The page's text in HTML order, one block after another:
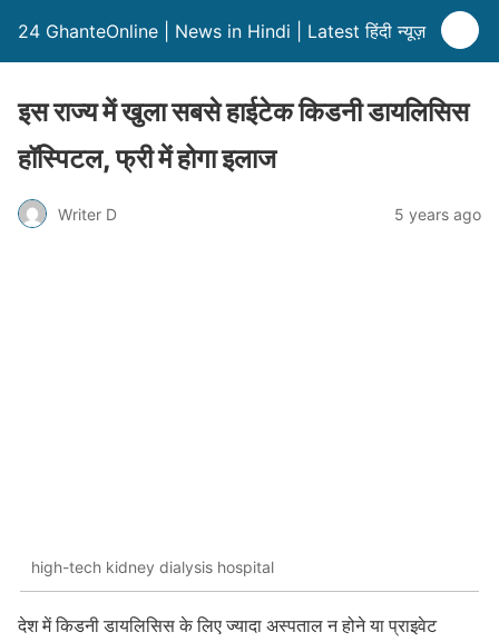
24 GhanteOnline | News in Hindi | Latest हिंदी न्यूज़
इस राज्य में खुला सबसे हाईटेक किडनी डायलिसिस
हॉस्पिटल, फ्री में होगा इलाज
Writer D 5 years ago
high-tech kidney dialysis hospital
देश में किडनी डायलिसिस के लिए ज्‍यादा अस्‍पताल न होने या प्राइवेट